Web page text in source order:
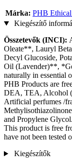
Márka: PHB
Kiegészítő
Összetevők (INCI):
Oleate**, Lauryl
Decyl Glucoside,
Oil (Lavender)**,
naturally in essential
PHB Products are
DEA, TEA, Alcohol
Artificial perfumes /
and Propylene
This product is free
have not been tested
Kiegészítők